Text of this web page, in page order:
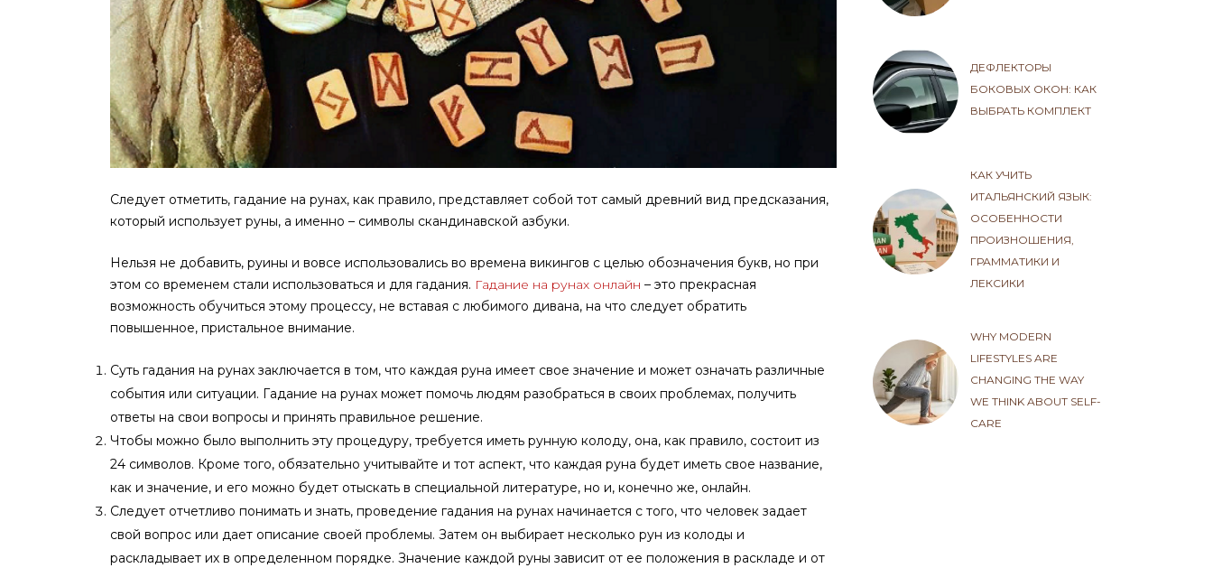
Следует отметить, гадание на рунах, как правило, представляет собой тот самый древний вид предсказания,
который использует руны, а именно – символы скандинавской азбуки.
Нельзя не добавить, руины и вовсе использовались во времена викингов с целью обозначения букв, но при
этом со временем стали использоваться и для гадания. Гадание на рунах онлайн – это прекрасная
возможность обучиться этому процессу, не вставая с любимого дивана, на что следует обратить
повышенное, пристальное внимание.
Суть гадания на рунах заключается в том, что каждая руна имеет свое значение и может означать различные
события или ситуации. Гадание на рунах может помочь людям разобраться в своих проблемах, получить
ответы на свои вопросы и принять правильное решение.
Чтобы можно было выполнить эту процедуру, требуется иметь рунную колоду, она, как правило, состоит из
24 символов. Кроме того, обязательно учитывайте и тот аспект, что каждая руна будет иметь свое название,
как и значение, и его можно будет отыскать в специальной литературе, но и, конечно же, онлайн.
Следует отчетливо понимать и знать, проведение гадания на рунах начинается с того, что человек задает
свой вопрос или дает описание своей проблемы. Затем он выбирает несколько рун из колоды и
раскладывает их в определенном порядке. Значение каждой руны зависит от ее положения в раскладе и от
ДЕФЛЕКТОРЫ
БОКОВЫХ ОКОН: КАК
ВЫБРАТЬ КОМПЛЕКТ
КАК УЧИТЬ
ИТАЛЬЯНСКИЙ ЯЗЫК:
ОСОБЕННОСТИ
ПРОИЗНОШЕНИЯ,
ГРАММАТИКИ И
ЛЕКСИКИ
WHY MODERN
LIFESTYLES ARE
CHANGING THE WAY
WE THINK ABOUT SELF-
CARE